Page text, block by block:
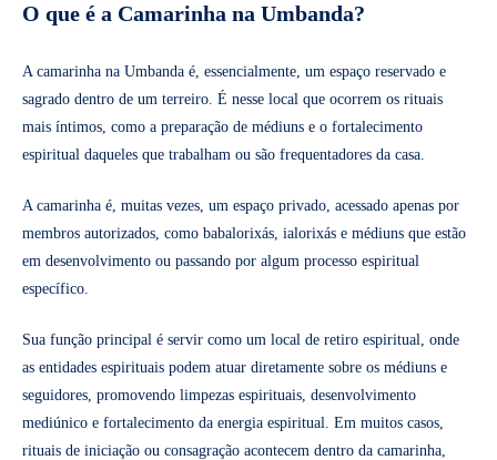
O que é a Camarinha na Umbanda?
A camarinha na Umbanda é, essencialmente, um espaço reservado e
sagrado dentro de um terreiro. É nesse local que ocorrem os rituais
mais íntimos, como a preparação de médiuns e o fortalecimento
espiritual daqueles que trabalham ou são frequentadores da casa.
A camarinha é, muitas vezes, um espaço privado, acessado apenas por
membros autorizados, como babalorixás, ialorixás e médiuns que estão
em desenvolvimento ou passando por algum processo espiritual
específico.
Sua função principal é servir como um local de retiro espiritual, onde
as entidades espirituais podem atuar diretamente sobre os médiuns e
seguidores, promovendo limpezas espirituais, desenvolvimento
mediúnico e fortalecimento da energia espiritual. Em muitos casos,
rituais de iniciação ou consagração acontecem dentro da camarinha,